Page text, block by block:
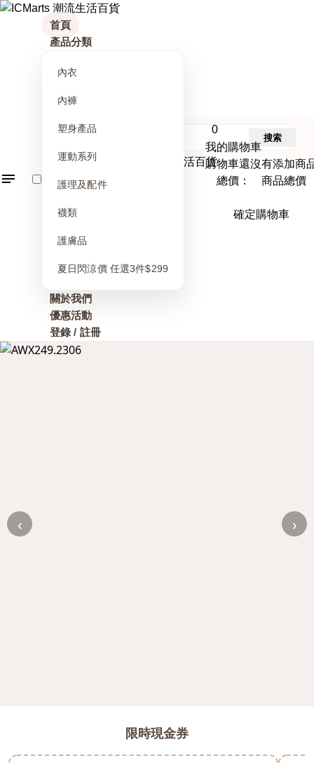
首頁
產品分類
內衣
內褲
塑身產品
運動系列
護理及配件
襪類
護膚品
夏日閃涼價 任選3件$299
關於我們
優惠活動
登錄 / 註冊
0
我的購物車
購物車還沒有添加商
總價： 商品總價
確定購物車
搜索
‹ ›
限時現金券